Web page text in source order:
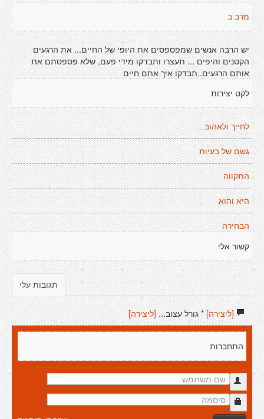
מרב ב
יש הרבה אנשים שמפספסים את היופי של החיים... את הרגעים
הקטנים והיפים ... תעצרו ותבדקו מידי פעם, שלא פספסתם את
אותם הרגעים..תבדקו איך אתם חיים
לקט יצירות
לחייך ולאהוב....
גשם של בעיות
התקווה
היא והוא
הבחירה
קשור אלי
תגובות עלי
[ליצירה]* גורל עצוב... [ליצירה]
התחברות